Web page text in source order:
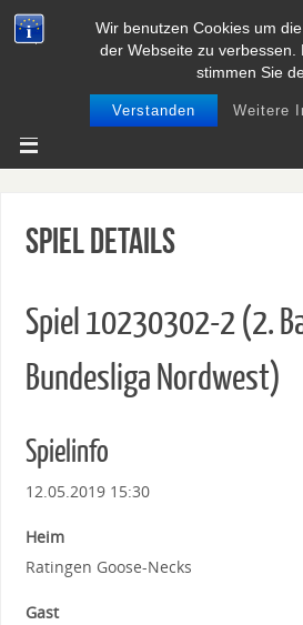
Wir benutzen Cookies um
der Webseite zu verbessen.
stimmen Sie
Verstanden Weitere
Spiel Details
Spiel 10230302-2 (2.
Bundesliga Nordwest)
Spielinfo
12.05.2019 15:30
Heim
Ratingen Goose-Necks
Gast